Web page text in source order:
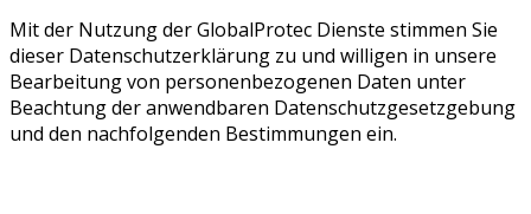
Mit der Nutzung der GlobalProtec Dienste stimmen Sie
dieser Datenschutzerklärung zu und willigen in unsere
Bearbeitung von personenbezogenen Daten unter
Beachtung der anwendbaren Datenschutzgesetzgebung
und den nachfolgenden Bestimmungen ein.